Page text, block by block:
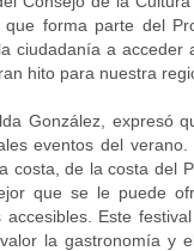
forma parte del
ciudadanía a acceder
hito para nuestra
González, expresó
eventos del
de la costa del
que se le puede
Este
la gastronomía y